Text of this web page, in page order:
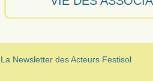
La Newsletter des Acteurs Festisol